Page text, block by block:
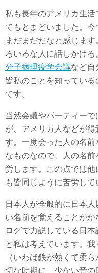
私も長年のアメリカ生
てもとまどいました。
まだまだだなと感じま
ろいろな人に話しかけ
分子病理疫学会議など自
皆私のことを知ってい
です。
当然会議やパーティー
が、アメリカ人などが
す。一度会った人の名
なものなので、人の名
労します。この点では
も皆同じように苦労して
日本人が全般的に日本
い名前を覚えることが
ログで力説している日
と私は考えています。
（いわば鉄が熱くて柔
切な時期に、少ない音